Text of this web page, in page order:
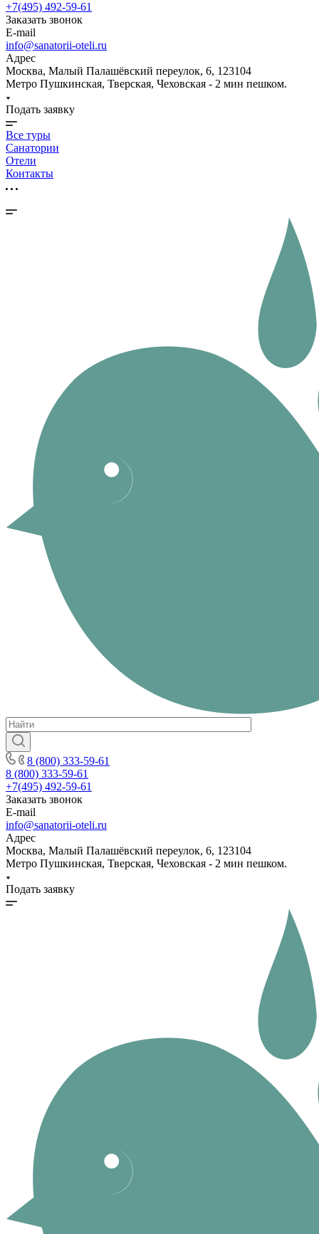
+7(495) 492-59-61
Заказать звонок
E-mail
info@sanatorii-oteli.ru
Адрес
Москва, Малый Палашёвский переулок, 6, 123104
Метро Пушкинская, Тверская, Чеховская - 2 мин пешком.
Подать заявку
Все туры
Санатории
Отели
Контакты
8 (800) 333-59-61
8 (800) 333-59-61
+7(495) 492-59-61
Заказать звонок
E-mail
info@sanatorii-oteli.ru
Адрес
Москва, Малый Палашёвский переулок, 6, 123104
Метро Пушкинская, Тверская, Чеховская - 2 мин пешком.
Подать заявку